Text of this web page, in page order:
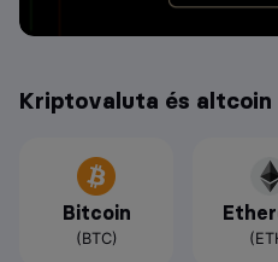
Kriptovaluta és
Bitcoin
(BTC)